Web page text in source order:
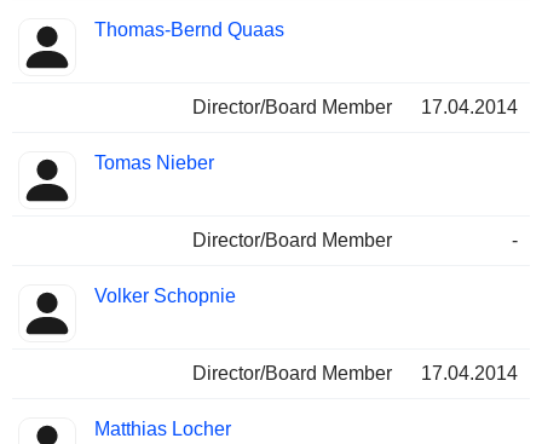
Thomas-Bernd Quaas
Director/Board Member 17.04.2014
Tomas Nieber
Director/Board Member -
Volker Schopnie
Director/Board Member 17.04.2014
Matthias Locher